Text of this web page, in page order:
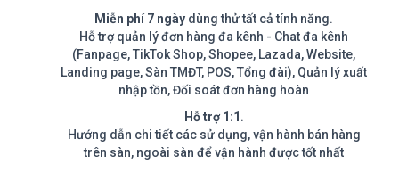
Miễn phí 7 ngày dùng thử tất cả tính năng.
Hỗ trợ quản lý đơn hàng đa kênh - Chat đa kênh
(Fanpage, TikTok Shop, Shopee, Lazada, Website,
Landing page, Sàn TMĐT, POS, Tổng đài), Quản lý xuất
nhập tồn, Đối soát đơn hàng hoàn
Hỗ trợ 1:1 .
Hướng dẫn chi tiết các sử dụng, vận hành bán hàng
trên sàn, ngoài sàn để vận hành được tốt nhất